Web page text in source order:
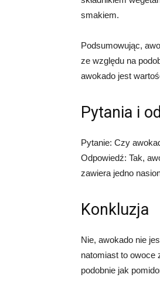
smakiem.
Podsumowując,
ze względu na
awokado jest
Pytania i
Pytanie: Czy
Odpowiedź: Tak,
zawiera jedno
Konkluzja
Nie, awokado nie
natomiast to owoce
podobnie jak